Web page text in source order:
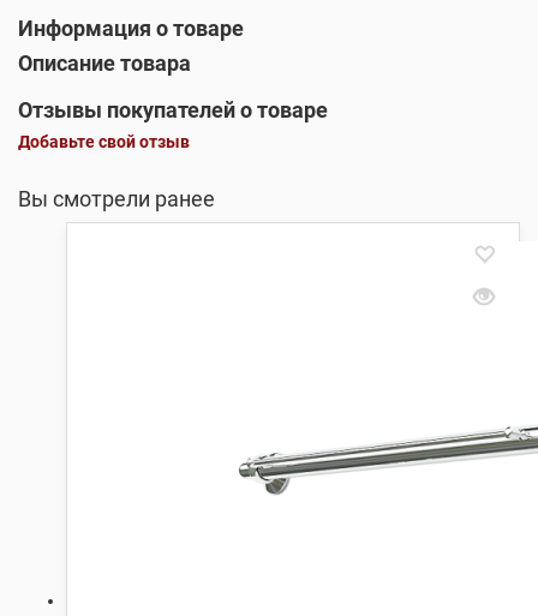
Информация о товаре
Описание товара
Отзывы покупателей о товаре
Добавьте свой отзыв
Вы смотрели ранее